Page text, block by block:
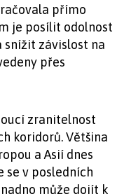
přímo
je posílit odolnost
snížit závislost na
přes
zranitelnost
koridorů. Většina
a Asií dnes
se v posledních
může dojít k